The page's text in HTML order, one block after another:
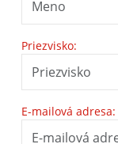
Priezvisko:
E-mailová adresa: